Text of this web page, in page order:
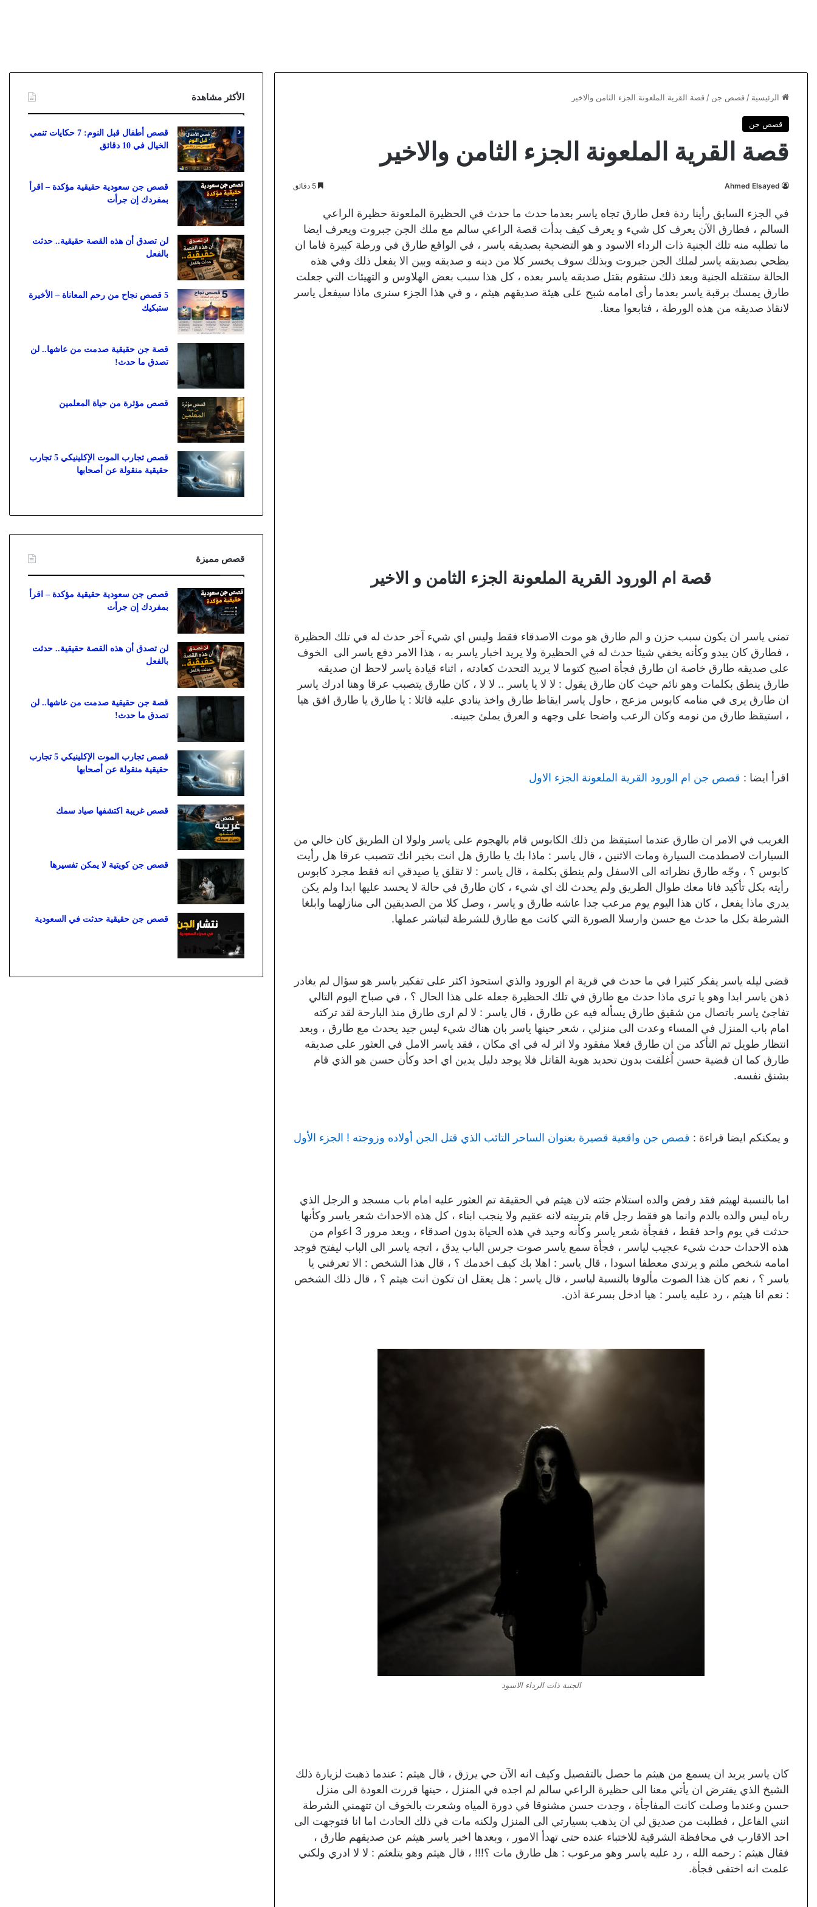
الرئيسية / قصص جن / قصة القرية الملعونة الجزء الثامن والاخير
قصص جن
قصة القرية الملعونة الجزء الثامن والاخير
Ahmed Elsayed
في الجزء السابق رأينا ردة فعل طارق تجاه ياسر بعدما حدث ما حدث في الحظيرة الملعونة حظيرة الراعي
السالم ، فطارق الآن يعرف كل شيء و يعرف كيف بدأت قصة الراعي سالم مع ملك الجن جبروت ويعرف ايضا
ما تطلبه منه تلك الجنية ذات الرداء الاسود و هو التضحية بصديقه ياسر ، في الواقع طارق في ورطة كبيرة فاما ان
يظحي بصديقه ياسر لملك الجن جبروت وبذلك سوف يخسر كلا من دينه و صديقه وبين الا يفعل ذلك وفي هذه
الحالة ستقتله الجنية وبعد ذلك ستقوم بقتل صديقه ياسر بعده ، كل هذا سبب بعض الهلاوس و التهيئات التي جعلت
طارق يمسك برقبة ياسر بعدما رأى امامه شبح على هيئة صديقهم هيثم ، و في هذا الجزء سنرى ماذا سيفعل ياسر
لانقاذ صديقه من هذه الورطة ، فتابعوا معنا.
قصة ام الورود القرية الملعونة الجزء الثامن و الاخير
تمنى ياسر ان يكون سبب حزن و الم طارق هو موت الاصدقاء فقط وليس اي شيء آخر حدث له في تلك الحظيرة
، فطارق كان يبدو وكأنه يخفي شيئا حدث له في الحظيرة ولا يريد اخبار ياسر به ، هذا الامر دفع ياسر الى الخوف
على صديقه طارق خاصة ان طارق فجأة اصبح كتوما لا يريد التحدث كعادته ، اثناء قيادة ياسر لاحظ ان صديقه
طارق ينطق بكلمات وهو نائم حيث كان طارق يقول : لا لا يا ياسر .. لا لا ، كان طارق يتصبب عرقا وهنا ادرك ياسر
ان طارق يرى في منامه كابوس مزعج ، حاول ياسر ايقاظ طارق واخذ ينادي عليه قائلا : يا طارق يا طارق افق هيا
، استيقظ طارق من نومه وكان الرعب واضحا على وجهه و العرق يملئ جبينه.
اقرأ ايضا : قصص جن ام الورود القرية الملعونة الجزء الاول
الغريب في الامر ان طارق عندما استيقظ من ذلك الكابوس قام بالهجوم على ياسر ولولا ان الطريق كان خالي من
السيارات لاصطدمت السيارة ومات الاثنين ، قال ياسر : ماذا بك يا طارق هل انت بخير انك تتصبب عرقا هل رأيت
كابوس ؟ ، وجّه طارق نظراته الى الاسفل ولم ينطق بكلمة ، قال ياسر : لا تقلق يا صيدقي انه فقط مجرد كابوس
رأيته بكل تأكيد فانا معك طوال الطريق ولم يحدث لك اي شيء ، كان طارق في حالة لا يحسد عليها ابدا ولم يكن
يدري ماذا يفعل ، كان هذا اليوم يوم مرعب جدا عاشه طارق و ياسر ، وصل كلا من الصديقين الى منازلهما وابلغا
الشرطة بكل ما حدث مع حسن وارسلا الصورة التي كانت مع طارق للشرطة لتباشر عملها.
قضى ليله ياسر يفكر كثيرا في ما حدث في قرية ام الورود والذي استحوذ اكثر على تفكير ياسر هو سؤال لم يغادر
ذهن ياسر ابدا وهو يا ترى ماذا حدث مع طارق في تلك الحظيرة جعله على هذا الحال ؟ ، في صباح اليوم التالي
تفاجئ ياسر باتصال من شقيق طارق يسأله فيه عن طارق ، قال ياسر : لا لم ارى طارق منذ البارحة لقد تركته
امام باب المنزل في المساء وعدت الى منزلي ، شعر حينها ياسر بان هناك شيء ليس جيد يحدث مع طارق ، وبعد
انتظار طويل تم التأكد من ان طارق فعلا مفقود ولا اثر له في اي مكان ، فقد ياسر الامل في العثور على صديقه
طارق كما ان قضية حسن اُغلقت بدون تحديد هوية القاتل فلا يوجد دليل يدين اي احد وكأن حسن هو الذي قام
بشنق نفسه.
و يمكنكم ايضا قراءة : قصص جن واقعية قصيرة بعنوان الساحر التائب الذي قتل الجن أولاده وزوجته ! الجزء الأول
اما بالنسبة لهيثم فقد رفض والده استلام جثته لان هيثم في الحقيقة تم العثور عليه امام باب مسجد و الرجل الذي
رباه ليس والده بالدم وانما هو فقط رجل قام بتربيته لانه عقيم ولا ينجب ابناء ، كل هذه الاحداث شعر ياسر وكأنها
حدثت في يوم واحد فقط ، ففجأة شعر ياسر وكأنه وحيد في هذه الحياة بدون اصدقاء ، وبعد مرور 3 اعوام من
هذه الاحداث حدث شيء عجيب لياسر ، فجأة سمع ياسر صوت جرس الباب يدق ، اتجه ياسر الى الباب ليفتح فوجد
امامه شخص ملثم و يرتدي معطفا اسودا ، قال ياسر : اهلا بك كيف اخدمك ؟ ، قال هذا الشخص : الا تعرفني يا
ياسر ؟ ، نعم كان هذا الصوت مألوفا بالنسبة لياسر ، قال ياسر : هل يعقل ان تكون انت هيثم ؟ ، قال ذلك الشخص
: نعم انا هيثم ، رد عليه ياسر : هيا ادخل بسرعة اذن.
الجنية ذات الرداء الاسود
كان ياسر يريد ان يسمع من هيثم ما حصل بالتفصيل وكيف انه الآن حي يرزق ، قال هيثم : عندما ذهبت لزيارة ذلك
الشيخ الذي يفترض ان يأتي معنا الى حظيرة الراعي سالم لم اجده في المنزل ، حينها قررت العودة الى منزل
حسن وعندما وصلت كانت المفاجأة ، وجدت حسن مشنوقا في دورة المياه وشعرت بالخوف ان تتهمني الشرطة
انني الفاعل ، فطلبت من صديق لي ان يذهب بسيارتي الى المنزل ولكنه مات في ذلك الحادث اما انا فتوجهت الى
احد الاقارب في محافظة الشرقية للاختباء عنده حتى تهدأ الامور ، وبعدها اخبر ياسر هيثم عن صديقهم طارق ،
فقال هيثم : رحمه الله ، رد عليه ياسر وهو مرعوب : هل طارق مات ؟!!! ، قال هيثم وهو يتلعثم : لا لا ادري ولكني
علمت انه اختفى فجأة.
الأكثر مشاهدة
قصص أطفال قبل النوم: 7 حكايات تنمي
الخيال في 10 دقائق
قصص جن سعودية حقيقية مؤكدة – اقرأ
بمفردك إن جرأت
لن تصدق أن هذه القصة حقيقية.. حدثت
بالفعل
5 قصص نجاح من رحم المعاناة – الأخيرة
ستبكيك
قصة جن حقيقية صدمت من عاشها.. لن
تصدق ما حدث!
قصص مؤثرة من حياة المعلمين
قصص تجارب الموت الإكلينيكي 5 تجارب
حقيقية منقولة عن أصحابها
قصص مميزة
قصص جن سعودية حقيقية مؤكدة – اقرأ
بمفردك إن جرأت
لن تصدق أن هذه القصة حقيقية.. حدثت
بالفعل
قصة جن حقيقية صدمت من عاشها.. لن
تصدق ما حدث!
قصص تجارب الموت الإكلينيكي 5 تجارب
حقيقية منقولة عن أصحابها
قصص غريبة اكتشفها صياد سمك
قصص جن كويتية لا يمكن تفسيرها
قصص جن حقيقية حدثت في السعودية